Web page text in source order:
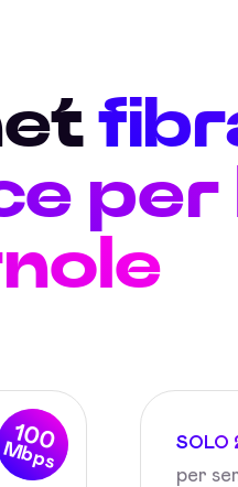
per
100
Mbps SOLO
per